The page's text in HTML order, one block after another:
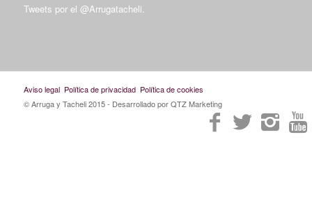
Tweets por el @Arrugatacheli.
Aviso legal Política de privacidad Política de cookies
© Arruga y Tacheli 2015- Desarrollado por QTZ Marketing